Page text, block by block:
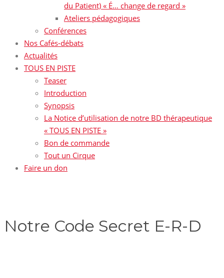
du Patient) « É… change de regard »
Ateliers pédagogiques
Conférences
Nos Cafés-débats
Actualités
TOUS EN PISTE
Teaser
Introduction
Synopsis
La Notice d’utilisation de notre BD thérapeutique
« TOUS EN PISTE »
Bon de commande
Tout un Cirque
Faire un don
Notre Code Secret E-R-D